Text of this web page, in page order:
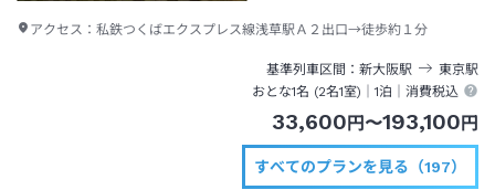
アクセス： 私鉄つくばエクスプレス線浅草駅Ａ２出口→徒歩約１分
基準列車区間 新大阪駅 東京駅
おとな1名 (2名1室)｜1泊 ｜消費税込
33,600円〜193,100円
すべてのプランを見る（197）